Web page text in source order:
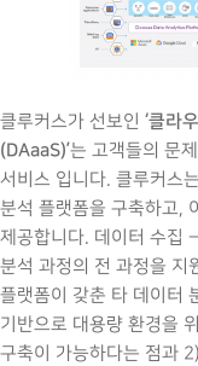
클루커스가 선보인 ‘클라
(DAaaS)’는 고객들의 문
서비스 입니다. 클루커스
분석 플랫폼을 구축하고,
제공합니다. 데이터 수집
분석 과정의 전 과정을 지
플랫폼이 갖춘 타 데이터
기반으로 대용량 환경을
구축이 가능하다는 점과